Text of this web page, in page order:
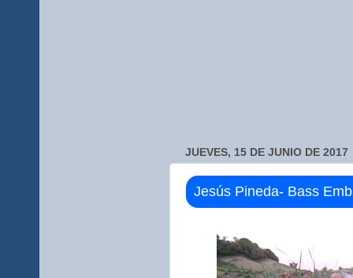
JUEVES, 15 DE JUNIO DE 2017
Jesús Pineda- Bass